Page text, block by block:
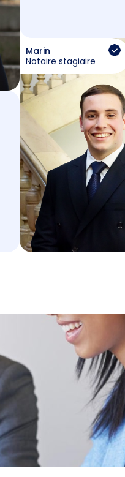
Marin
Notaire stagiaire